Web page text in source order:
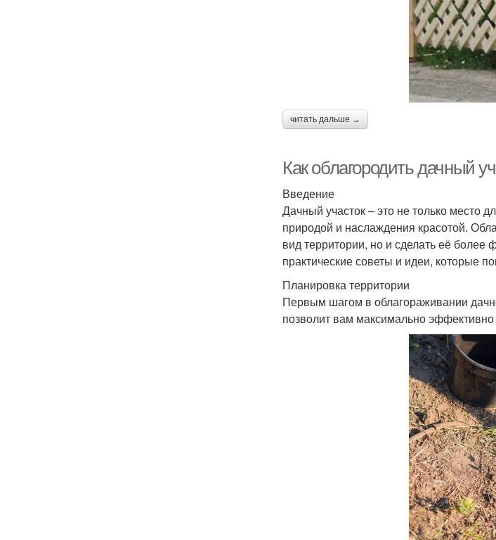
читать дальше →
Как облагородить дачный
Введение
Дачный участок – это не только место
природой и наслаждения красотой.
вид территории, но и сделать её
практические советы и идеи, которые
Планировка территории
Первым шагом в облагораживании
позволит вам максимально эффективно